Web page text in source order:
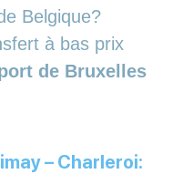
Belgique?
à bas prix
de Bruxelles
– Charleroi: